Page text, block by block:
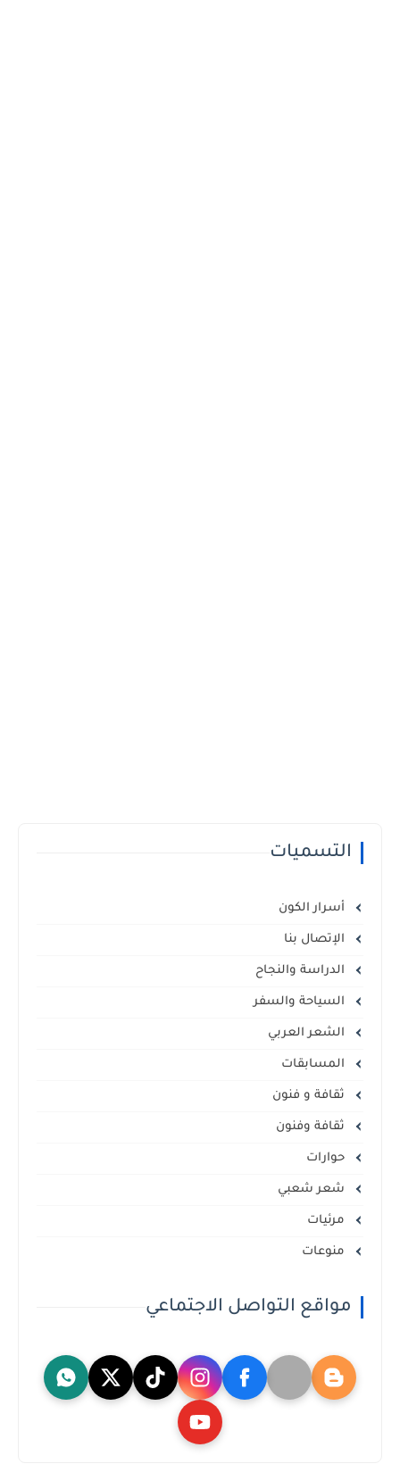
التسميات
أسرار الكون
الإتصال بنا
الدراسة والنجاح
السياحة والسفر
الشعر العربي
المسابقات
ثقافة و فنون
ثقافة وفنون
حوارات
شعر شعبي
مرئيات
منوعات
مواقع التواصل الاجتماعي